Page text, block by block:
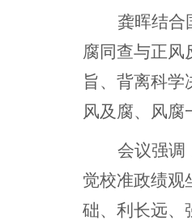
龚晖结合
腐同查与正风
旨、背离科
风及腐、风腐
会议强调
觉校准政绩观
础、利长远、